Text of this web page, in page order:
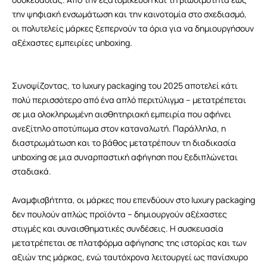
την ψηφιακή ενσωμάτωση και την καινοτομία στο σχεδιασμό,
οι πολυτελείς μάρκες ξεπερνούν τα όρια για να δημιουργήσουν
αξέχαστες εμπειρίες unboxing.
Συνοψίζοντας, το luxury packaging του 2025 αποτελεί κάτι
πολύ περισσότερο από ένα απλό περιτύλιγμα – μετατρέπεται
σε μια ολοκληρωμένη αισθητηριακή εμπειρία που αφήνει
ανεξίτηλο αποτύπωμα στον καταναλωτή. Παράλληλα, η
διαστρωμάτωση και το βάθος μετατρέπουν τη διαδικασία
unboxing σε μια συναρπαστική αφήγηση που ξεδιπλώνεται
σταδιακά.
Αναμφισβήτητα, οι μάρκες που επενδύουν στο luxury packaging
δεν πουλούν απλώς προϊόντα – δημιουργούν αξέχαστες
στιγμές και συναισθηματικές συνδέσεις. Η συσκευασία
μετατρέπεται σε πλατφόρμα αφήγησης της ιστορίας και των
αξιών της μάρκας, ενώ ταυτόχρονα λειτουργεί ως πανίσχυρο